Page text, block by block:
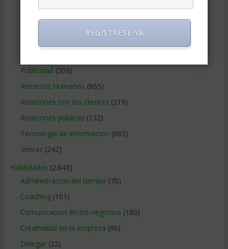
Métodos Gerenciales(280)
Negocios Internacionales(2.257)
(1.405)
Publicidad (306)
Recursos Humanos (865)
Relaciones con los clientes (219)
Relaciones publicas (132)
Tecnologia de Informacion (665)
Ventas (242)
Habilidades (2.843)
Administracion del tiempo (70)
Coaching(101)
Comunicacion en los negocios (180)
Creatividad en la empresa (96)
Delegar(22)
REGISTRESE YA